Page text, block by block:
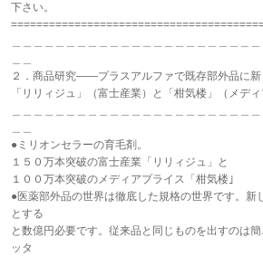
下さい。
２．商品研究――プラスアルファで既存部外品に新
「リリィジュ」（富士産業）と「柑気楼」（メディ
●ミリオンセラーの育毛剤。
１５０万本突破の富士産業「リリィジュ」と
１００万本突破のメディアプライス「柑気楼｣
●医薬部外品の世界は徹底した規格の世界です。新
とする
と数億円必要です。従来品と同じものを出すのは
ッタ